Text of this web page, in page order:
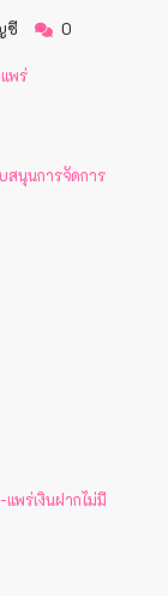
ชี 0
พร่
สนุนการจัดการ
พร่เงินฝากไม่มี